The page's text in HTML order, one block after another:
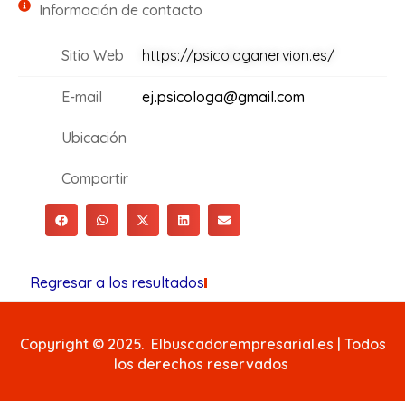
Información de contacto
Sitio Web https://psicologanervion.es/
E-mail ej.psicologa@gmail.com
Ubicación
Compartir
Regresar a los resultados
Copyright © 2025. Elbuscadorempresarial.es | Todos
los derechos reservados